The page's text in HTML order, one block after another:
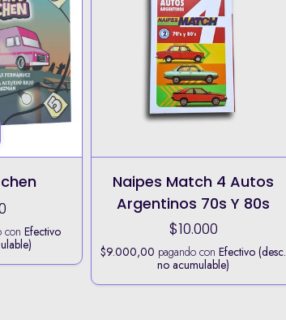
con Efectivo
Naipes Match 4 Autos
Argentinos 70s Y 80s
$10.000
$9.000,00 pagando conEfectivo (desc.
no acumulable)